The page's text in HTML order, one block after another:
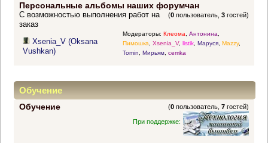
Персональные альбомы наших форумчан
(0 пользователь,3 гостей)
С возможностью выполнения работ на
заказ
Xsenia_V (Oksana
Vushkan)
Модераторы: Клеома, Антонина,
Пимошка, Xsenia_V, listik, Маруся, Mazzy,
Tomin, Мирьям, cemka
Обучение
Обучение (0 пользователь,7 гостей)
При поддержке: